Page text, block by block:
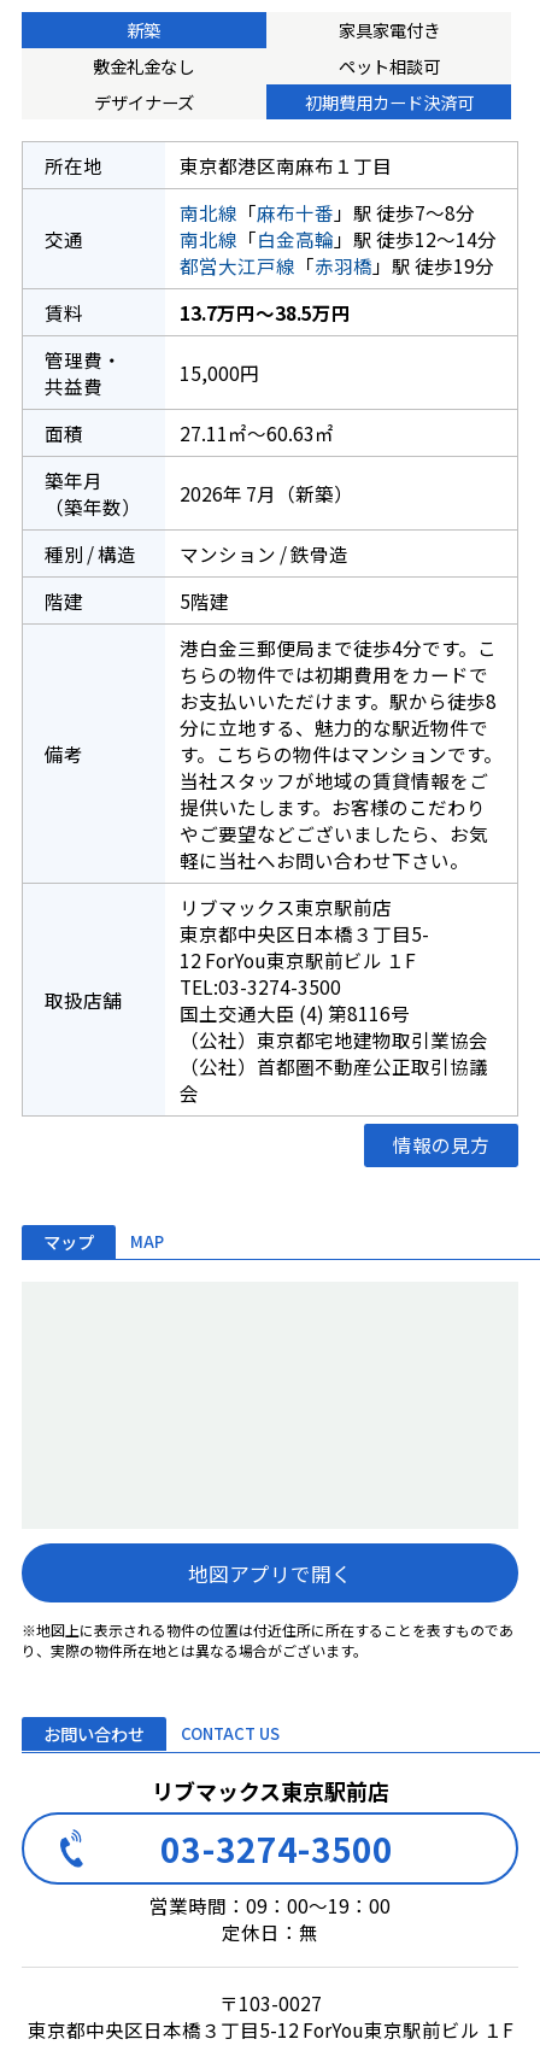
新築
家具家電付き
敷金礼金なし
ペット相談可
デザイナーズ
初期費用カード決済可
所在地 東京都港区南麻布１丁目
交通
南北線 「麻布十番 」駅 徒歩7～8分
南北線 「白金高輪 」駅 徒歩12～14分
都営大江戸線 「赤羽橋 」駅 徒歩19分
賃料
13.7万円～38.5万円
管理費・
共益費
15,000円
面積
27.11㎡～60.63㎡
築年月
（築年数）
2026年 7月（新築）
種別 / 構造
マンション / 鉄骨造
階建
5階建
備考
港白金三郵便局まで徒歩4分です。こ
ちらの物件では初期費用をカードで
お支払いいただけます。駅から徒歩8
分に立地する、魅力的な駅近物件で
す。こちらの物件はマンションです。
当社スタッフが地域の賃貸情報をご
提供いたします。お客様のこだわり
やご要望などございましたら、お気
軽に当社へお問い合わせ下さい。
取扱店舗
リブマックス東京駅前店
東京都中央区日本橋３丁目5-
12 ForYou東京駅前ビル １F
TEL:03-3274-3500
国土交通大臣 (4) 第8116号
（公社）東京都宅地建物取引業協会
（公社）首都圏不動産公正取引協議
会
情報の見方
マップ MAP
地図アプリで開く
※地図上に表示される物件の位置は付近住所に所在することを表すものであ
り、実際の物件所在地とは異なる場合がございます。
お問い合わせ CONTACT US
リブマックス東京駅前店
03-3274-3500
営業時間：09：00～19：00
定休日：無
〒103-0027
東京都中央区日本橋３丁目5-12 ForYou東京駅前ビル １F